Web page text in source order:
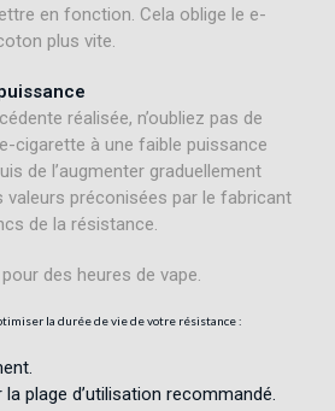
en fonction. Cela oblige le e-
plus vite.
réalisée, n’oubliez pas de
cigarette à une faible puissance
de l’augmenter graduellement
valeurs préconisées par le fabricant
de la résistance.
des heures de vape.
la durée de vie de votre résistance :
plage d’utilisation recommandé.